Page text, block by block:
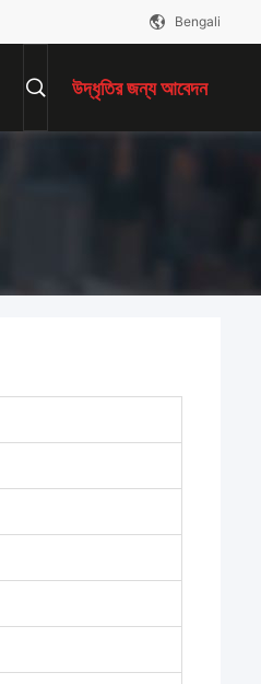
Bengali
উদ্ধৃতির জন্য আবেদন